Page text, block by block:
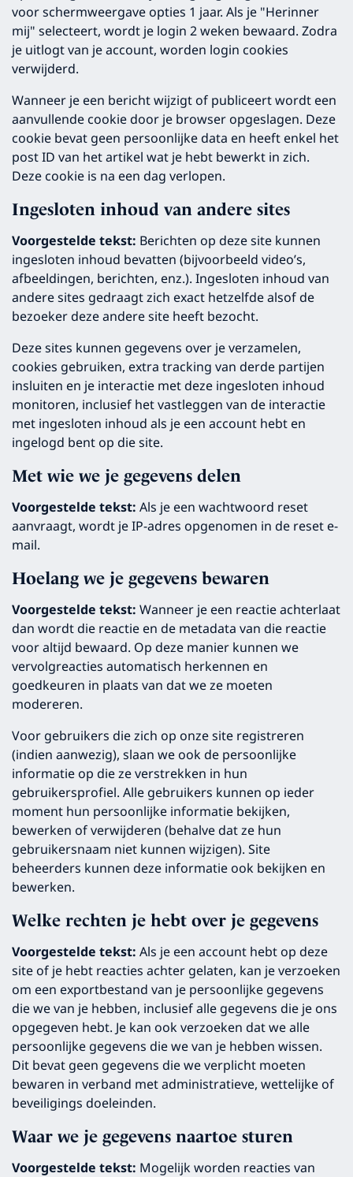
voor schermweergave opties 1 jaar. Als je "Herinner
mij" selecteert, wordt je login 2 weken bewaard. Zodra
je uitlogt van je account, worden login cookies
verwijderd.
Wanneer je een bericht wijzigt of publiceert wordt een
aanvullende cookie door je browser opgeslagen. Deze
cookie bevat geen persoonlijke data en heeft enkel het
post ID van het artikel wat je hebt bewerkt in zich.
Deze cookie is na een dag verlopen.
Ingesloten inhoud van andere sites
Voorgestelde tekst: Berichten op deze site kunnen
ingesloten inhoud bevatten (bijvoorbeeld video’s,
afbeeldingen, berichten, enz.). Ingesloten inhoud van
andere sites gedraagt zich exact hetzelfde alsof de
bezoeker deze andere site heeft bezocht.
Deze sites kunnen gegevens over je verzamelen,
cookies gebruiken, extra tracking van derde partijen
insluiten en je interactie met deze ingesloten inhoud
monitoren, inclusief het vastleggen van de interactie
met ingesloten inhoud als je een account hebt en
ingelogd bent op die site.
Met wie we je gegevens delen
Voorgestelde tekst:Als je een wachtwoord reset
aanvraagt, wordt je IP-adres opgenomen in de reset e-
mail.
Hoelang we je gegevens bewaren
Voorgestelde tekst:Wanneer je een reactie achterlaat
dan wordt die reactie en de metadata van die reactie
voor altijd bewaard. Op deze manier kunnen we
vervolgreacties automatisch herkennen en
goedkeuren in plaats van dat we ze moeten
modereren.
Voor gebruikers die zich op onze site registreren
(indien aanwezig), slaan we ook de persoonlijke
informatie op die ze verstrekken in hun
gebruikersprofiel. Alle gebruikers kunnen op ieder
moment hun persoonlijke informatie bekijken,
bewerken of verwijderen (behalve dat ze hun
gebruikersnaam niet kunnen wijzigen). Site
beheerders kunnen deze informatie ook bekijken en
bewerken.
Welke rechten je hebt over je gegevens
Voorgestelde tekst:Als je een account hebt op deze
site of je hebt reacties achter gelaten, kan je verzoeken
om een exportbestand van je persoonlijke gegevens
die we van je hebben, inclusief alle gegevens die je ons
opgegeven hebt. Je kan ook verzoeken dat we alle
persoonlijke gegevens die we van je hebben wissen.
Dit bevat geen gegevens die we verplicht moeten
bewaren in verband met administratieve, wettelijke of
beveiligings doeleinden.
Waar we je gegevens naartoe sturen
Voorgestelde tekst: Mogelijk worden reacties van